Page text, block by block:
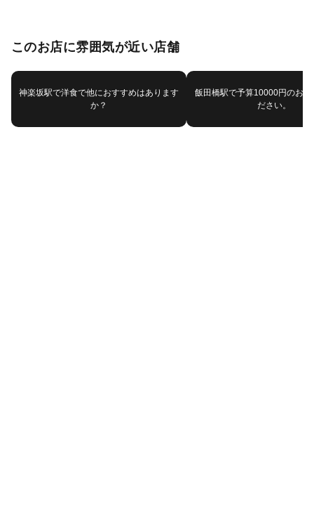
このお店に雰囲気が近い店舗
神楽坂駅で洋食で他におすすめはあります
か？
飯田橋駅で予算10000円のお店
ださい。